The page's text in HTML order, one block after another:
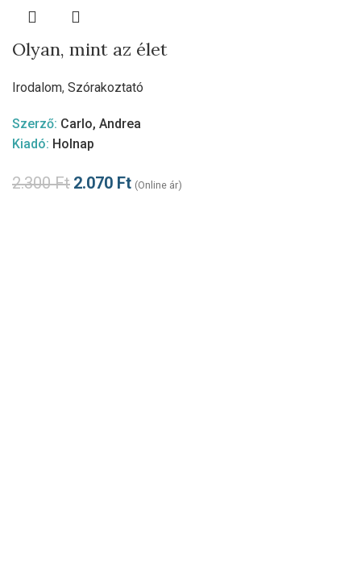
Olyan, mint az élet
Irodalom, Szórakoztató
Szerző: Carlo, Andrea
Kiadó: Holnap
2.300Ft 2.070 Ft (Online ár)